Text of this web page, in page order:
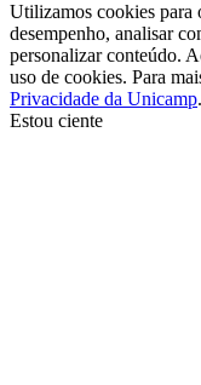
Utilizamos cookies para
desempenho, analisar
personalizar conteúdo.
uso de cookies. Para
Privacidade da Unicamp.
Estou ciente